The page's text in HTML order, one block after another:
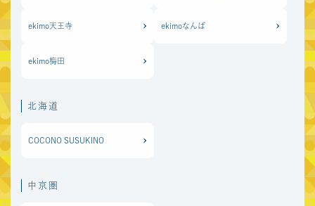
ekimo天王寺 ekimoなんば
ekimo梅田
北海道
COCONO SUSUKINO
中京圏